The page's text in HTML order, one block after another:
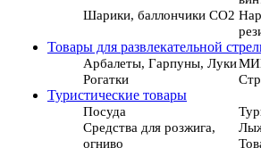
Шарики, баллончики СО2
Товары для развлекательной
Арбалеты, Гарпуны, Луки
Рогатки
Туристические товары
Посуда
Средства для розжига,
огниво